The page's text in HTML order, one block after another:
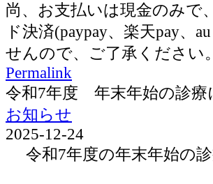
尚、お支払いは現金のみで
ド決済(paypay、楽天pay、
せんので、ご了承ください。
Permalink
令和7年度 年末年始の診療
お知らせ
2025-12-24
令和7年度の年末年始の